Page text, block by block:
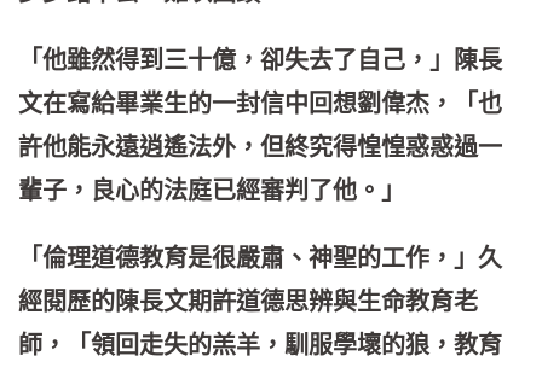
「他雖然得到三十億，卻失去了自己，」陳長
文在寫給畢業生的一封信中回想劉偉杰，「也
許他能永遠逍遙法外，但終究得惶惶惑惑過一
輩子，良心的法庭已經審判了他。」
「倫理道德教育是很嚴肅、神聖的工作，」久
經閱歷的陳長文期許道德思辨與生命教育老
師，「領回走失的羔羊，馴服學壞的狼，教育